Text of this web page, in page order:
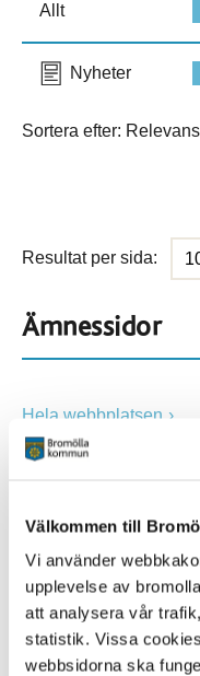
Välkommen till
Vi använder
upplevelse av
att analysera vår
statistik. Vissa
webbsidorna ska
Allt
Nyheter
Sortera efter: Relevans
Resultat per sida:
Ämnessidor
Hela webbplatsen
Alla platser